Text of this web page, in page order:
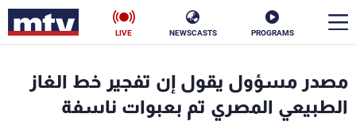
PROGRAMS
NEWSCASTS
LIVE
مصدر مسؤول يقول إن تفجير خط الغاز
الطبيعي المصري تم بعبوات ناسفة
الأخبار